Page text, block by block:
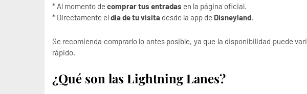
* Al momento de comprar tus entradas en la página oficial.
* Directamente eldía de tu visita desde la app de Disneyland.
Se recomienda comprarlo lo antes posible, ya que la disponibilidad puede
rápido.
¿Qué son las Lightning Lanes?